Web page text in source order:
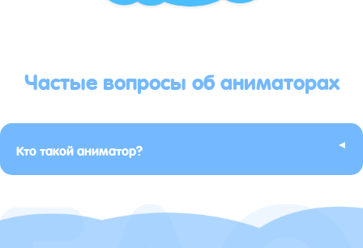
Частые вопросы об аниматорах
Кто такой аниматор? ▸